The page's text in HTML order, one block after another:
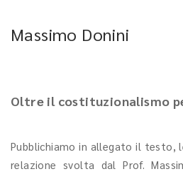
Massimo Donini
Oltre il costituzionalismo
Pubblichiamo in allegato il testo,
relazione svolta dal Prof.